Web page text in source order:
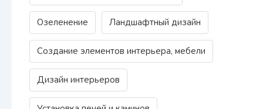
Озеленение Ландшафтный дизайн
Создание элементов интерьера, мебели
Дизайн интерьеров